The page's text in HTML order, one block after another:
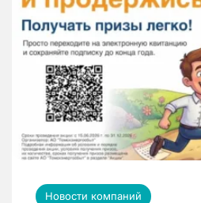
Новости компаний